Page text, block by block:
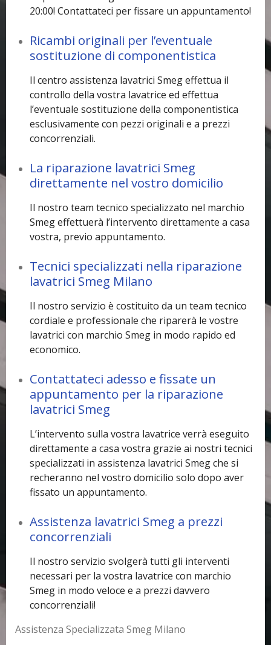
20:00! Contattateci per fissare un appuntamento!
Ricambi originali per l’eventuale
sostituzione di componentistica
Il centro assistenza lavatrici Smeg effettua il
controllo della vostra lavatrice ed effettua
l’eventuale sostituzione della componentistica
esclusivamente con pezzi originali e a prezzi
concorrenziali.
La riparazione lavatrici Smeg
direttamente nel vostro domicilio
Il nostro team tecnico specializzato nel marchio
Smeg effettuerà l’intervento direttamente a casa
vostra, previo appuntamento.
Tecnici specializzati nella riparazione
lavatrici Smeg Milano
Il nostro servizio è costituito da un team tecnico
cordiale e professionale che riparerà le vostre
lavatrici con marchio Smeg in modo rapido ed
economico.
Contattateci adesso e fissate un
appuntamento per la riparazione
lavatrici Smeg
L’intervento sulla vostra lavatrice verrà eseguito
direttamente a casa vostra grazie ai nostri tecnici
specializzati in assistenza lavatrici Smeg che si
recheranno nel vostro domicilio solo dopo aver
fissato un appuntamento.
Assistenza lavatrici Smeg a prezzi
concorrenziali
Il nostro servizio svolgerà tutti gli interventi
necessari per la vostra lavatrice con marchio
Smeg in modo veloce e a prezzi davvero
concorrenziali!
Assistenza Specializzata Smeg Milano